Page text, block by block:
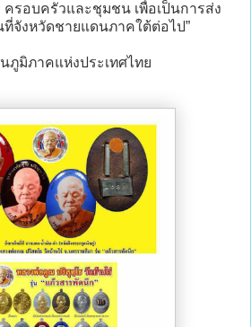
รอบครัวและชุมชน เพื่อเป็นการส่ง
จังหวัดชายแดนภาคใต้ต่อไป”
มิภาคแห่งประเทศไทย